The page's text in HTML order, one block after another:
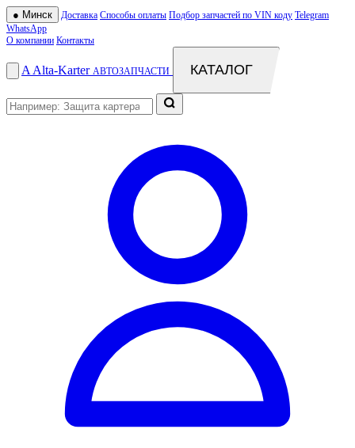
● Минск Доставка Способы оплаты Подбор запчастей по VIN коду Telegram
WhatsApp
О компании Контакты
A Alta-Karter АВТОЗАПЧАСТИ КАТАЛОГ